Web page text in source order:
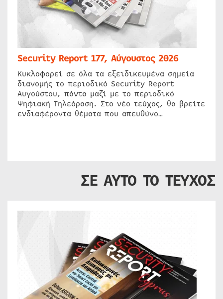
Security Report 177, Αύγουστος 2026
Κυκλοφορεί σε όλα τα εξειδικευμένα σημεία
διανομής το περιοδικό Security Report
Αυγούστου, πάντα μαζί με το περιοδικό
Ψηφιακή Τηλεόραση. Στο νέο τεύχος, θα βρείτε
ενδιαφέροντα θέματα που απευθύνο…
ΣΕ ΑΥΤΟ ΤΟ ΤΕΥΧΟΣ